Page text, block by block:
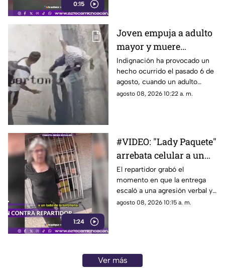
0:15
Joven empuja a adulto
mayor y muere
atropellado por tráiler
Indignación ha provocado un
hecho ocurrido el pasado 6 de
agosto, cuando un adulto
mayor murió atropellado por
Monterrey.
agosto 08, 2026 10:22 a. m.
1:24
#VIDEO: "Lady Paquete"
arrebata celular a un
repartidor tras
discusión.
El repartidor grabó el
momento en que la entrega
escaló a una agresión verbal y
al despojo de su teléfono.
agosto 08, 2026 10:15 a. m.
Ver más